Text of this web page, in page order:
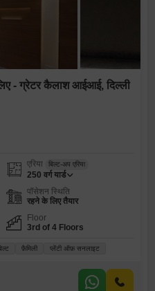
- ग्रेटर कैलाश आईआई, दिल्ली
एरिया बिल्ट-अप एरिया
250 वर्ग यार्ड
पॉसेशन स्थिति
रहने के लिए तैयार
Floor
3rd of 4 Floors
फ़ैमिली प्लेंटी ऑफ़ सनलाइट